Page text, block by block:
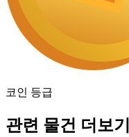
코인 등급
관련 물건 더보기